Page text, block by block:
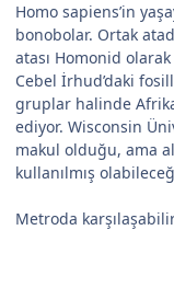
Homo sapiens’in
bonobolar. Ortak
atası Homonid
Cebel İrhud’daki
gruplar halinde
ediyor. Wisconsin
makul olduğu, ama
kullanılmış
Metroda